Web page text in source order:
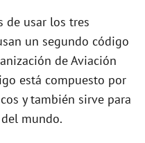
de usar los tres
un segundo código
de Aviación
está compuesto por
y también sirve para
mundo.